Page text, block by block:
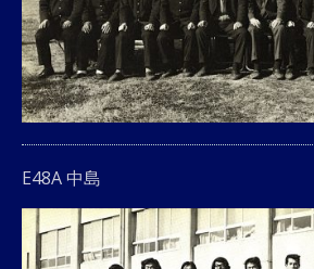
E48A 中島